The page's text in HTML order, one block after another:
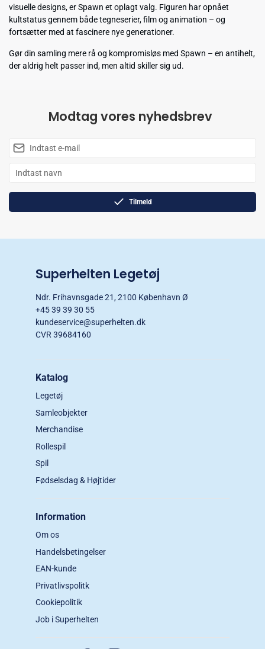
visuelle designs, er Spawn et oplagt valg. Figuren har opnået
kultstatus gennem både tegneserier, film og animation – og
fortsætter med at fascinere nye generationer.
Gør din samling mere rå og kompromisløs med Spawn – en antihelt,
der aldrig helt passer ind, men altid skiller sig ud.
Modtag vores nyhedsbrev
Tilmeld
Superhelten Legetøj
Ndr. Frihavnsgade 21, 2100 København Ø
+45 39 39 30 55
kundeservice@superhelten.dk
CVR 39684160
Katalog
Legetøj
Samleobjekter
Merchandise
Rollespil
Spil
Fødselsdag & Højtider
Information
Om os
Handelsbetingelser
EAN-kunde
Privatlivspolitk
Cookiepolitik
Job i Superhelten